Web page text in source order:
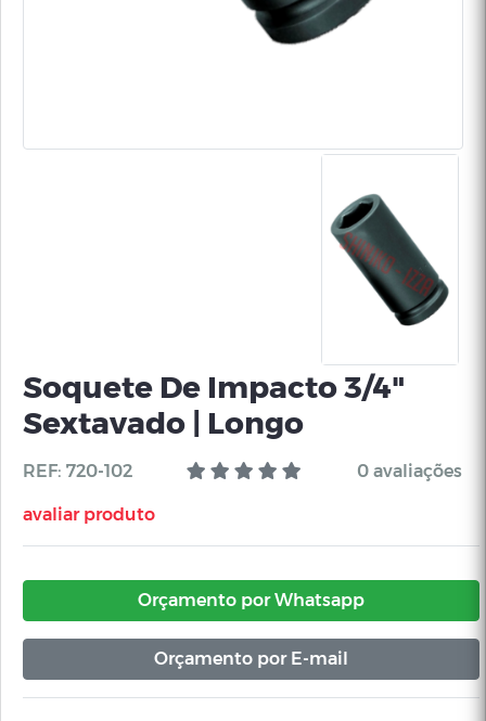
Soquete De Impacto 3/4"
Sextavado | Longo
REF: 720-102 0 avaliações
avaliar produto
Orçamento por Whatsapp
Orçamento por E-mail